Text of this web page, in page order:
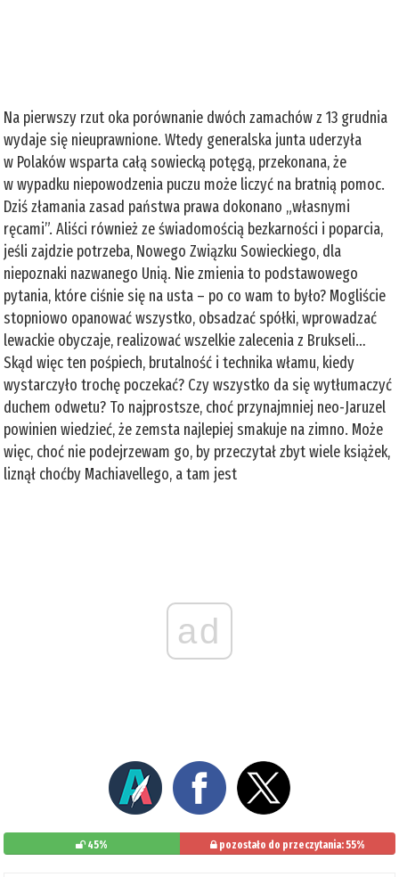
Na pierwszy rzut oka porównanie dwóch zamachów z 13 grudnia
wydaje się nieuprawnione. Wtedy generalska junta uderzyła
w Polaków wsparta całą sowiecką potęgą, przekonana, że
w wypadku niepowodzenia puczu może liczyć na bratnią pomoc.
Dziś złamania zasad państwa prawa dokonano „własnymi
ręcami”. Aliści również ze świadomością bezkarności i poparcia,
jeśli zajdzie potrzeba, Nowego Związku Sowieckiego, dla
niepoznaki nazwanego Unią. Nie zmienia to podstawowego
pytania, które ciśnie się na usta – po co wam to było? Mogliście
stopniowo opanować wszystko, obsadzać spółki, wprowadzać
lewackie obyczaje, realizować wszelkie zalecenia z Brukseli…
Skąd więc ten pośpiech, brutalność i technika włamu, kiedy
wystarczyło trochę poczekać? Czy wszystko da się wytłumaczyć
duchem odwetu? To najprostsze, choć przynajmniej neo-Jaruzel
powinien wiedzieć, że zemsta najlepiej smakuje na zimno. Może
więc, choć nie podejrzewam go, by przeczytał zbyt wiele książek,
liznął choćby Machiavellego, a tam jest
ad
45% pozostało do przeczytania: 55%